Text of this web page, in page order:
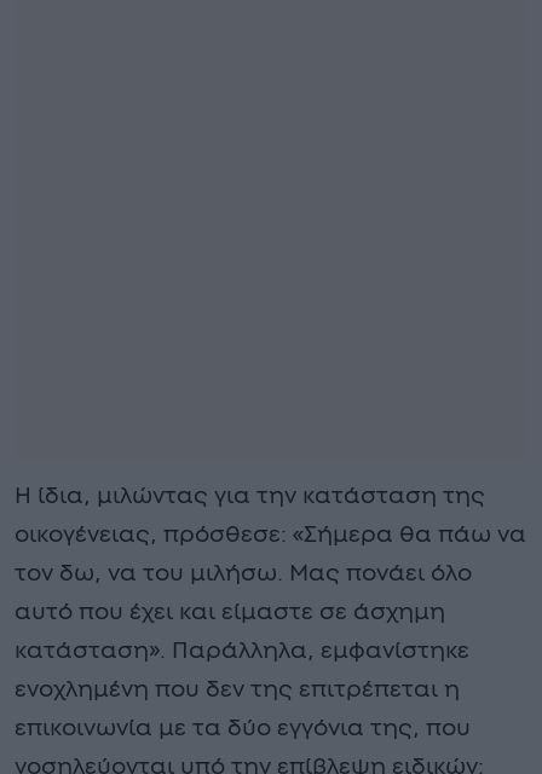
Η ίδια, μιλώντας για την κατάσταση της
οικογένειας, πρόσθεσε: «Σήμερα θα πάω να
τον δω, να του μιλήσω. Μας πονάει όλο
αυτό που έχει και είμαστε σε άσχημη
κατάσταση». Παράλληλα, εμφανίστηκε
ενοχλημένη που δεν της επιτρέπεται η
επικοινωνία με τα δύο εγγόνια της, που
νοσηλεύονται υπό την επίβλεψη ειδικών: